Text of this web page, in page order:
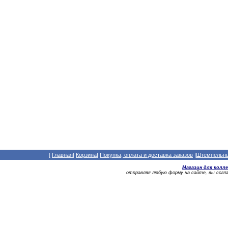
[ Главная| Корзина| Покупка, оплата и доставка заказов |
Магазин для
отправляя любую форму на сайте, вы